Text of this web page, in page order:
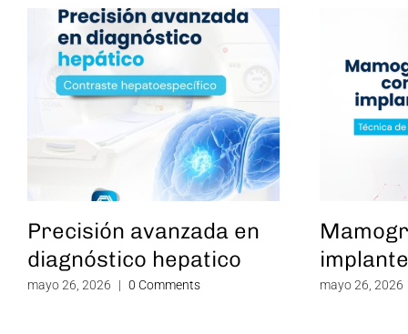
Precisión avanzada en
diagnóstico hepatico
mayo 26, 2026 | 0 Comments mayo 26, 2026